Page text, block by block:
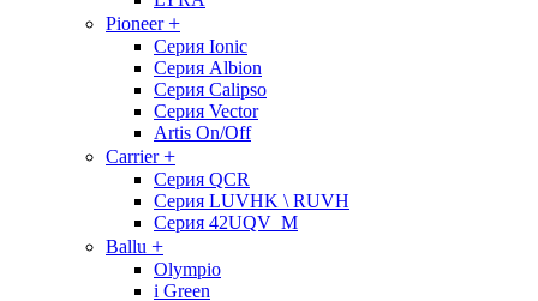
Pioneer+
Серия Ionic
Серия Albion
Серия Calipso
Серия Vector
Artis On/Off
Carrier+
Серия QCR
Серия LUVHK \ RUVH
Серия 42UQV_M
Ballu +
Olympio
i Green